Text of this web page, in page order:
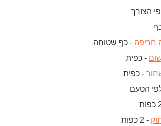
הצורך
חריפה - כף שטוחה
- כפית
- כפית
הטעם
- 2 כפות